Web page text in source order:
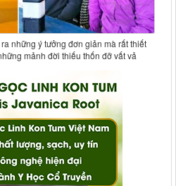
những ý tưởng đơn giản mà rất thiết
mảnh đời thiếu thốn đỡ vất vả